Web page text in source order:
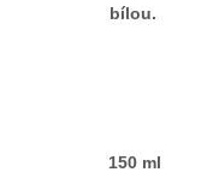
bílou.
150 ml